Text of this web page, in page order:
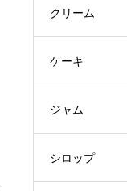
クリーム
ケーキ
ジャム
シロップ